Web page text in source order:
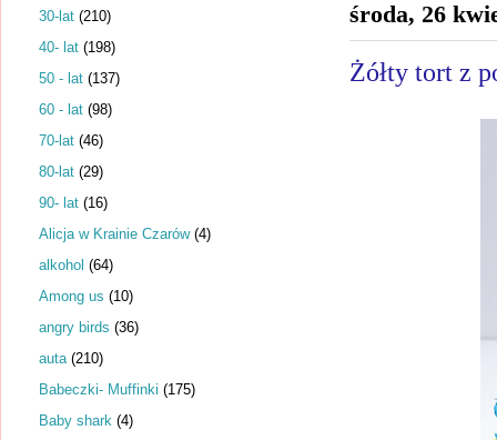
środa, 26
Żółty tort z
30-lat (210)
40- lat (198)
50 - lat (137)
60 - lat (98)
70-lat (46)
80-lat (29)
90- lat (16)
Alicja w Krainie Czarów (4)
alkohol (64)
Among us (10)
angry birds (36)
auta (210)
Babeczki- Muffinki (175)
Baby shark (4)